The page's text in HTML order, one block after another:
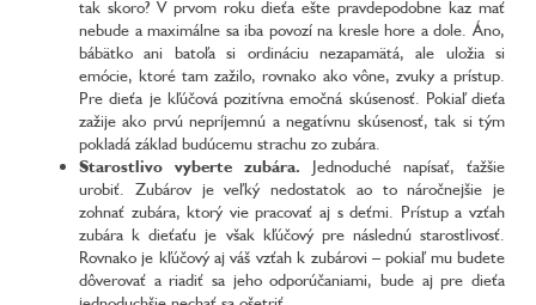
tak skoro? V prvom roku dieťa ešte pravdepodobne kaz mať
nebude a maximálne sa iba povozí na kresle hore a dole. Áno,
bábätko ani batoľa si ordináciu nezapamätá, ale uložia si
emócie, ktoré tam zažilo, rovnako ako vône, zvuky a prístup.
Pre dieťa je kľúčová pozitívna emočná skúsenosť. Pokiaľ dieťa
zažije ako prvú nepríjemnú a negatívnu skúsenosť, tak si tým
pokladá základ budúcemu strachu zo zubára.
Starostlivo vyberte zubára. Jednoduché napísať, ťažšie
urobiť. Zubárov je veľký nedostatok ao to náročnejšie je
zohnať zubára, ktorý vie pracovať aj s deťmi. Prístup a vzťah
zubára k dieťaťu je však kľúčový pre následnú starostlivosť.
Rovnako je kľúčový aj váš vzťah k zubárovi – pokiaľ mu budete
dôverovať a riadiť sa jeho odporúčaniami, bude aj pre dieťa